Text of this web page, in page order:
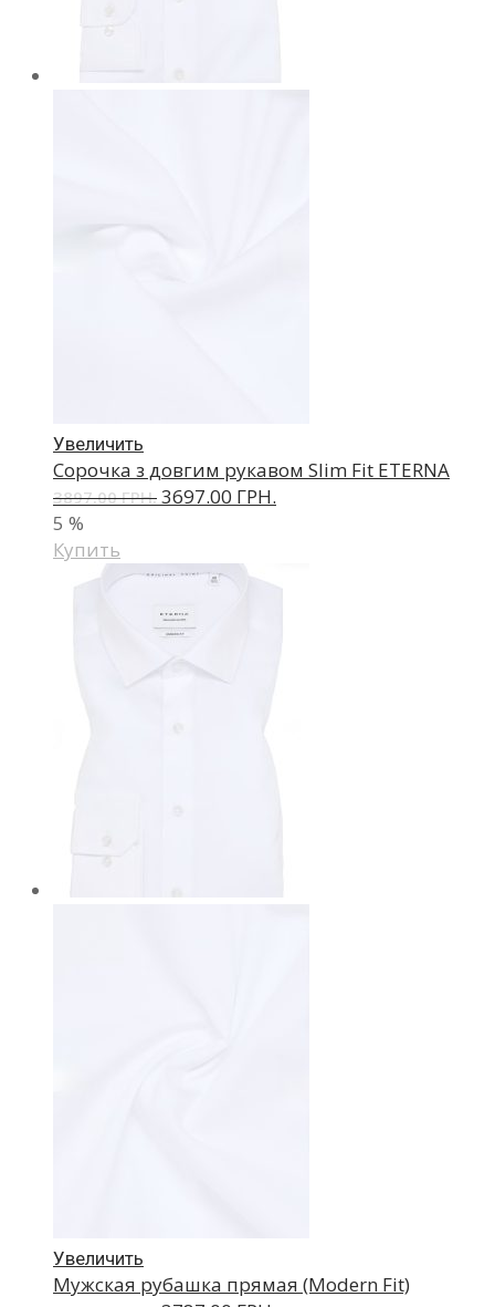
Увеличить
Сорочка з довгим рукавом Slim Fit ETERNA
3897.00 ГРН. 3697.00 ГРН.
5 %
Купить
Увеличить
Мужская рубашка прямая (Modern Fit)